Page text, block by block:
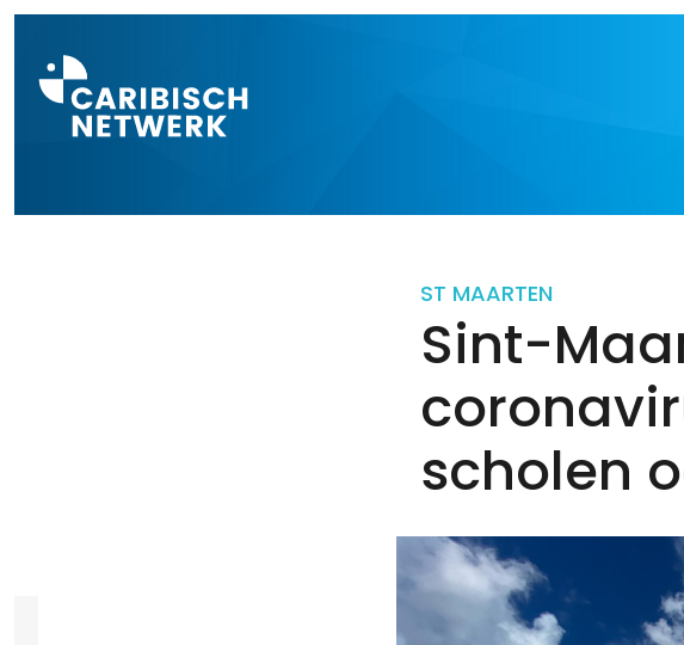
ST MAARTEN
Sint-
scholen